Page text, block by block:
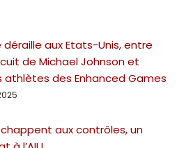
déraille aux Etats-Unis, entre
de Michael Johnson et
des Enhanced Games
aux contrôles, un